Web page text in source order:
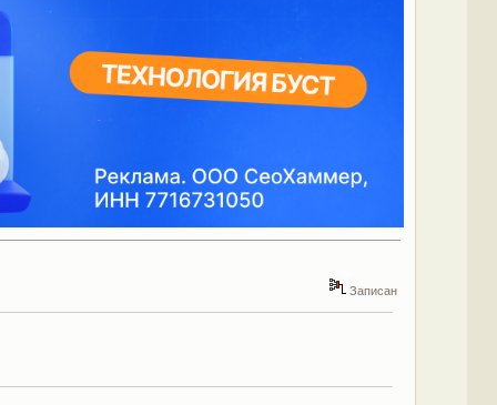
Записан